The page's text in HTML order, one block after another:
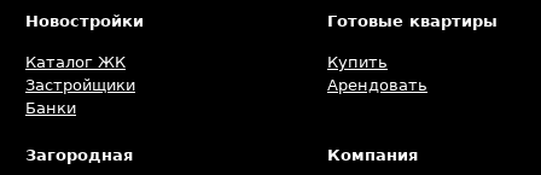
Новостройки
Каталог ЖК
Застройщики
Банки
Готовые квартиры
Купить
Арендовать
Загородная
Компания